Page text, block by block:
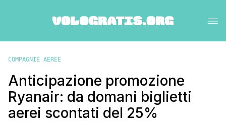
COMPAGNIE AEREE
Anticipazione promozione
Ryanair: da domani biglietti
aerei scontati del 25%